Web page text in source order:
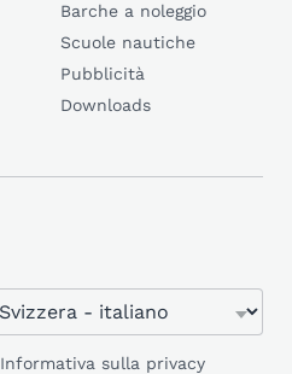
Barche a noleggio
Scuole nautiche
Pubblicità
Downloads
Informativa sulla privacy